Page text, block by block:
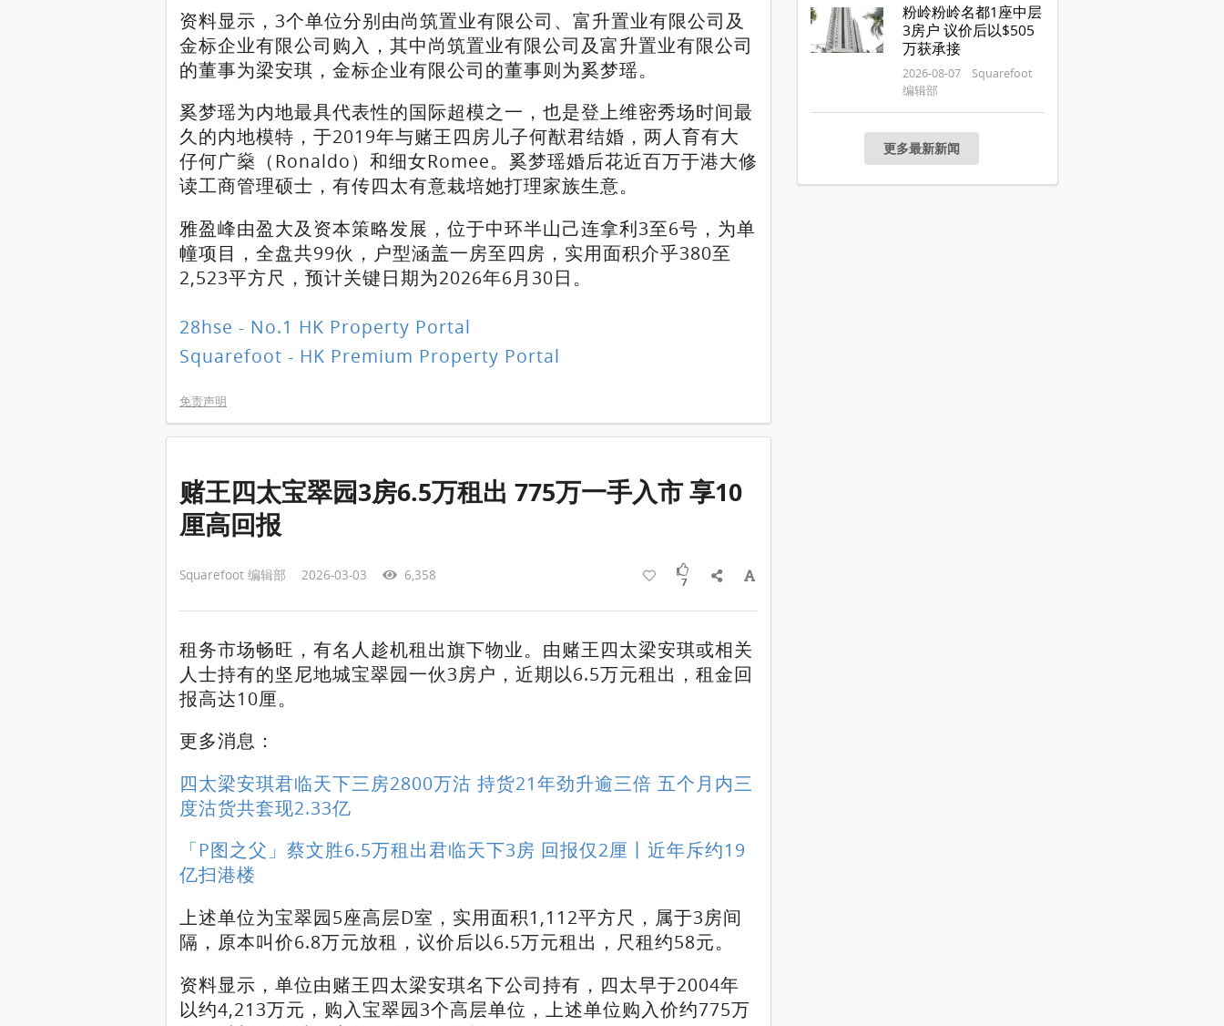
资料显示，3个单位分别由尚筑置业有限公司、富升置业有限公司及
金标企业有限公司购入，其中尚筑置业有限公司及富升置业有限公司
的董事为梁安琪，金标企业有限公司的董事则为奚梦瑶。
奚梦瑶为内地最具代表性的国际超模之一，也是登上维密秀场时间最
久的内地模特，于2019年与赌王四房儿子何猷君结婚，两人育有大
仔何广燊（Ronaldo）和细女Romee。奚梦瑶婚后花近百万于港大修
读工商管理硕士，有传四太有意栽培她打理家族生意。
雅盈峰由盈大及资本策略发展，位于中环半山己连拿利3至6号，为单
幢项目，全盘共99伙，户型涵盖一房至四房，实用面积介乎380至
2,523平方尺，预计关键日期为2026年6月30日。
28hse - No.1 HK Property Portal
Squarefoot - HK Premium Property Portal
免责声明
1 / 1
赌王四太宝翠园3房6.5万租出 775万一手入市 享10
厘高回报
Squarefoot 编辑部 2026-03-03 6,358 7
租务市场畅旺，有名人趁机租出旗下物业。由赌王四太梁安琪或相关
人士持有的坚尼地城宝翠园一伙3房户，近期以6.5万元租出，租金回
报高达10厘。
更多消息：
四太梁安琪君临天下三房2800万沽 持货21年劲升逾三倍 五个月内三
度沽货共套现2.33亿
「P图之父」蔡文胜6.5万租出君临天下3房 回报仅2厘丨近年斥约19
亿扫港楼
上述单位为宝翠园5座高层D室，实用面积1,112平方尺，属于3房间
隔，原本叫价6.8万元放租，议价后以6.5万元租出，尺租约58元。
资料显示，单位由赌王四太梁安琪名下公司持有，四太早于2004年
以约4,213万元，购入宝翠园3个高层单位，上述单位购入价约775万
粉岭粉岭名都1座中层
3房户 议价后以$505
万获承接
2026-08-07 Squarefoot
编辑部
更多最新新闻